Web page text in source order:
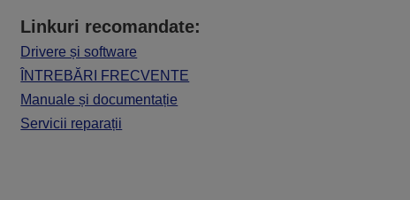
Linkuri recomandate:
Drivere și software
ÎNTREBĂRI FRECVENTE
Manuale și documentație
Servicii reparații